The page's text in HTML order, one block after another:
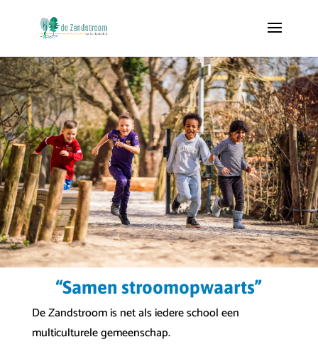
“Samen stroomopwaarts”
De Zandstroom is net als iedere school een
multiculturele gemeenschap.